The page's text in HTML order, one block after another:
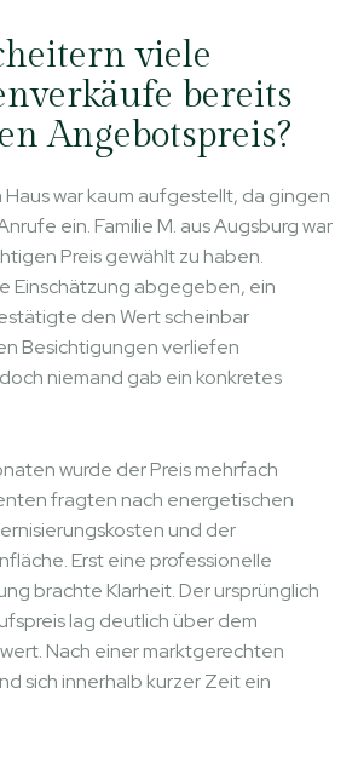
viele
bereits
Angebotspreis?
Haus war kaum aufgestellt, da gingen
ein. Familie M. aus Augsburg war
Preis gewählt zu haben.
Einschätzung abgegeben, ein
den Wert scheinbar
Besichtigungen verliefen
niemand gab ein konkretes
wurde der Preis mehrfach
fragten nach energetischen
und der
Erst eine professionelle
brachte Klarheit. Der ursprünglich
lag deutlich über dem
Nach einer marktgerechten
sich innerhalb kurzer Zeit ein